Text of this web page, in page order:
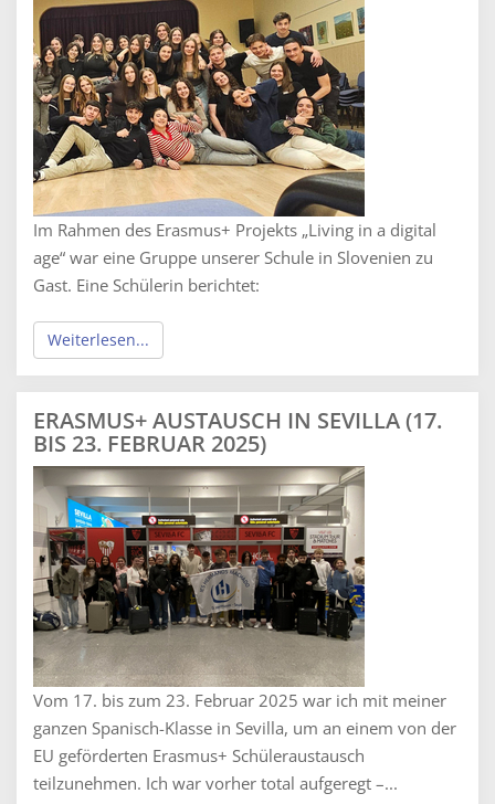
Im Rahmen des Erasmus+ Projekts „Living in a digital
age“ war eine Gruppe unserer Schule in Slovenien zu
Gast. Eine Schülerin berichtet:
Weiterlesen...
ERASMUS+ AUSTAUSCH IN SEVILLA (17.
BIS 23. FEBRUAR 2025)
Vom 17. bis zum 23. Februar 2025 war ich mit meiner
ganzen Spanisch-Klasse in Sevilla, um an einem von der
EU geförderten Erasmus+ Schüleraustausch
teilzunehmen. Ich war vorher total aufgeregt –...